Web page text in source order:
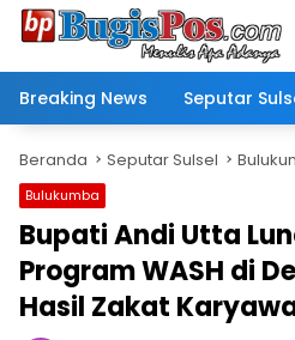
Langsung
Breaking News
Seputar
Beranda Seputar Sulsel
Bulukumba
Bupati Andi Utta
Program WASH di
Hasil Zakat